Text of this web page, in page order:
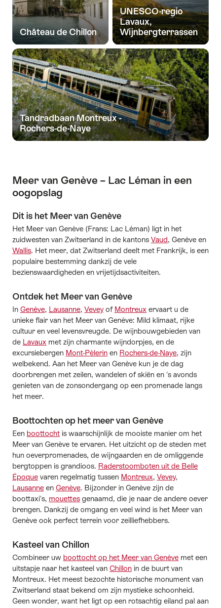
Château de Chillon
UNESCO-regio
Lavaux,
Wijnbergterrassen
Tandradbaan Montreux -
Rochers-de-Naye
Meer van Genève – Lac Léman in een
oogopslag
Dit is het Meer van Genève
Het Meer van Genève (Frans: Lac Léman) ligt in het
zuidwesten van Zwitserland in de kantons Vaud, Genève en
Wallis. Het meer, dat Zwitserland deelt met Frankrijk, is een
populaire bestemming dankzij de vele
bezienswaardigheden en vrijetijdsactiviteiten.
Ontdek het Meer van Genève
In Genève, Lausanne, Vevey of Montreux ervaart u de
unieke flair van het Meer van Genève: Mild klimaat, rijke
cultuur en veel levensvreugde. De wijnbouwgebieden van
de Lavaux met zijn charmante wijndorpjes, en de
excursiebergen Mont-Pèlerin en Rochers-de-Naye, zijn
welbekend. Aan het Meer van Genève kun je de dag
doorbrengen met zeilen, wandelen of skiën en 's avonds
genieten van de zonsondergang op een promenade langs
het meer.
Boottochten op het meer van Genève
Een boottocht is waarschijnlijk de mooiste manier om het
Meer van Genève te ervaren. Het uitzicht op de steden met
hun oeverpromenades, de wijngaarden en de omliggende
bergtoppen is grandioos. Raderstoomboten uit de Belle
Époque varen regelmatig tussen Montreux, Vevey,
Lausanne en Genève. Bijzonder in Genève zijn de
boottaxi's, mouettes genaamd, die je naar de andere oever
brengen. Dankzij de omgang en veel wind is het Meer van
Genève ook perfect terrein voor zeilliefhebbers.
Kasteel van Chillon
Combineer uw boottocht op het Meer van Genève met een
uitstapje naar het kasteel van Chillon in de buurt van
Montreux. Het meest bezochte historische monument van
Zwitserland staat bekend om zijn mystieke schoonheid.
Geen wonder, want het ligt op een rotsachtig eiland pal aan